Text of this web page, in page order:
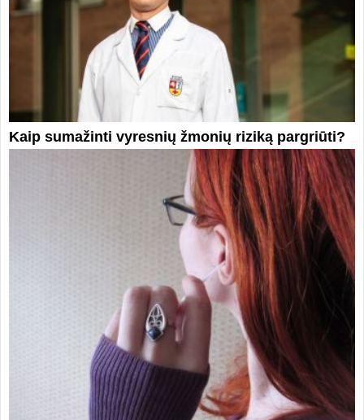
Kaip sumažinti vyresnių žmonių riziką pargriūti?